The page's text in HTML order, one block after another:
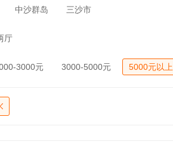
中沙群岛 三沙市
厅
3000元 3000-5000元 5000元以上